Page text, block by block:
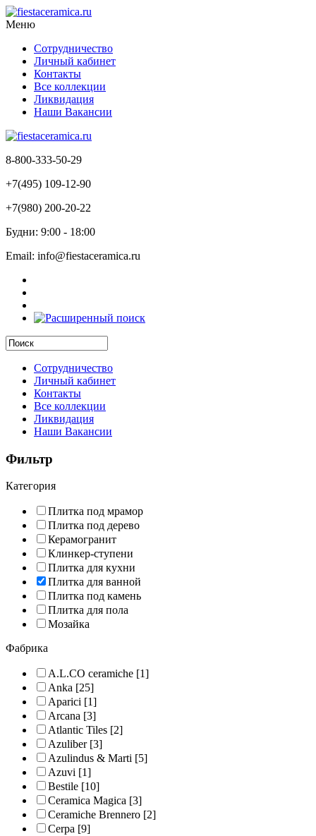
Меню
Сотрудничество
Личный кабинет
Контакты
Все коллекции
Ликвидация
Наши Вакансии
8-800-333-50-29
+7(495) 109-12-90
+7(980) 200-20-22
Будни: 9:00 - 18:00
Email: info@fiestaceramica.ru
Сотрудничество
Личный кабинет
Контакты
Все коллекции
Ликвидация
Наши Вакансии
Фильтр
Категория
Плитка под мрамор
Плитка под дерево
Керамогранит
Клинкер-ступени
Плитка для кухни
Плитка для ванной
Плитка под камень
Плитка для пола
Мозайка
Фабрика
A.L.CO ceramiche [1]
Anka [25]
Aparici [1]
Arcana [3]
Atlantic Tiles [2]
Azuliber[3]
Azulindus & Marti [5]
Azuvi [1]
Bestile [10]
Ceramica Magica [3]
Ceramiche Brennero [2]
Cerpa [9]